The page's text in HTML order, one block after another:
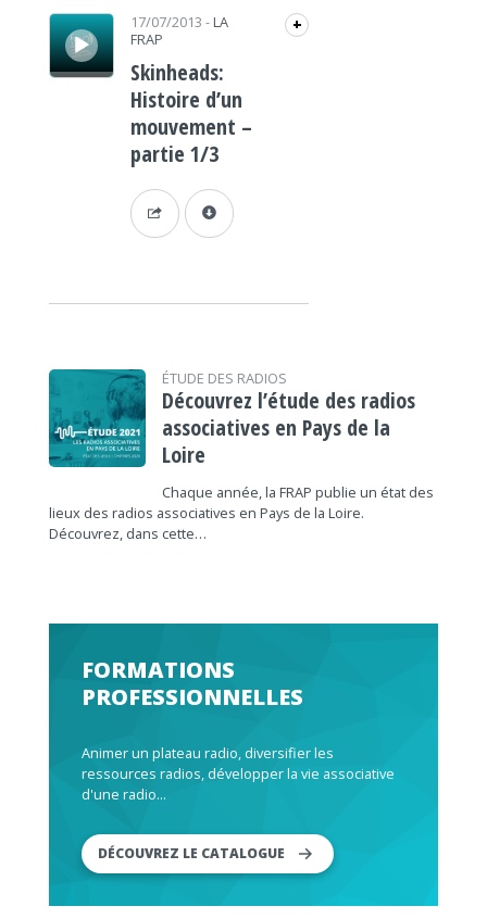
Lecteur audio 17/07/2013 - LA
FRAP
+
Skinheads:
Histoire d’un
mouvement –
partie 1/3
ÉTUDE DES RADIOS
Découvrez l’étude des radios
associatives en Pays de la
Loire
Chaque année, la FRAP publie un état des
lieux des radios associatives en Pays de la Loire.
Découvrez, dans cette…
FORMATIONS
PROFESSIONNELLES
Animer un plateau radio, diversifier les
ressources radios, développer la vie associative
d'une radio...
DÉCOUVREZ LE CATALOGUE